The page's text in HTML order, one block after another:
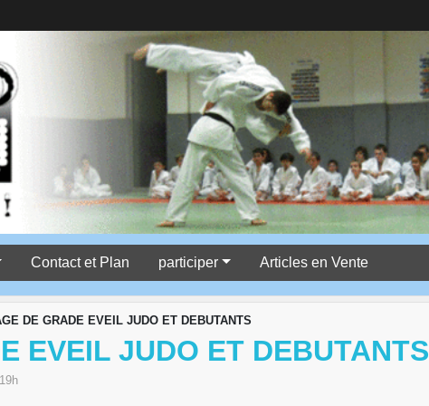
Contact et Plan participer Articles en Vente
DE GRADE EVEIL JUDO ET DEBUTANTS
EVEIL JUDO ET DEBUTANTS